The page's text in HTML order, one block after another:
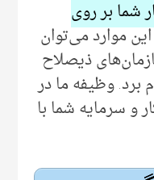
شما بر روی
این موارد می‌توان
ذیصلاح
برد. وظیفه ما در
و سرمایه شما با